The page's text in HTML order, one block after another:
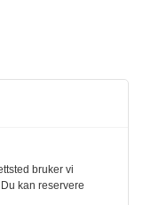
bruker vi
kan reservere